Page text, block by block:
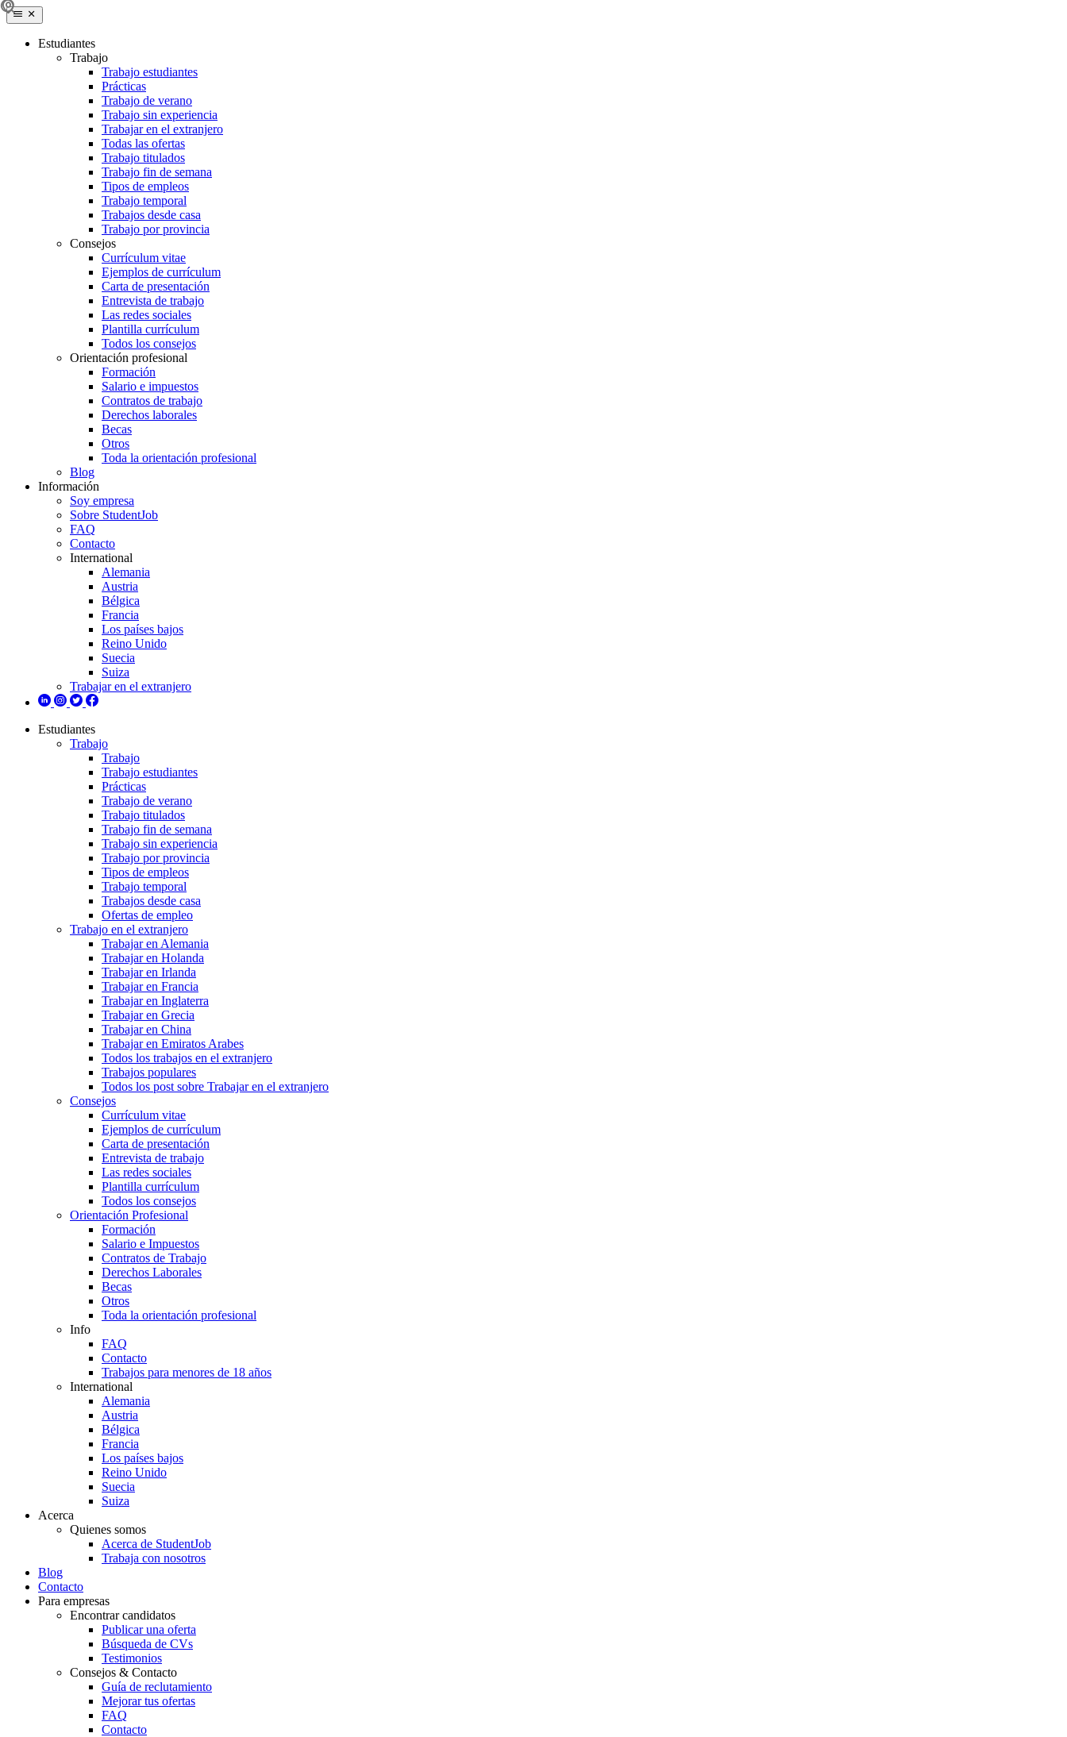
Estudiantes
Trabajo
Trabajo estudiantes
Prácticas
Trabajo de verano
Trabajo sin experiencia
Trabajar en el extranjero
Todas las ofertas
Trabajo titulados
Trabajo fin de semana
Tipos de empleos
Trabajo temporal
Trabajos desde casa
Trabajo por provincia
Consejos
Currículum vitae
Ejemplos de currículum
Carta de presentación
Entrevista de trabajo
Las redes sociales
Plantilla currículum
Todos los consejos
Orientación profesional
Formación
Salario e impuestos
Contratos de trabajo
Derechos laborales
Becas
Otros
Toda la orientación profesional
Blog
Información
Soy empresa
Sobre StudentJob
FAQ
Contacto
International
Alemania
Austria
Bélgica
Francia
Los países bajos
Reino Unido
Suecia
Suiza
Trabajar en el extranjero
Estudiantes
Trabajo
Trabajo
Trabajo estudiantes
Prácticas
Trabajo de verano
Trabajo titulados
Trabajo fin de semana
Trabajo sin experiencia
Trabajo por provincia
Tipos de empleos
Trabajo temporal
Trabajos desde casa
Ofertas de empleo
Trabajo en el extranjero
Trabajar en Alemania
Trabajar en Holanda
Trabajar en Irlanda
Trabajar en Francia
Trabajar en Inglaterra
Trabajar en Grecia
Trabajar en China
Trabajar en Emiratos Arabes
Todos los trabajos en el extranjero
Trabajos populares
Todos los post sobre Trabajar en el extranjero
Consejos
Currículum vitae
Ejemplos de currículum
Carta de presentación
Entrevista de trabajo
Las redes sociales
Plantilla currículum
Todos los consejos
Orientación Profesional
Formación
Salario e Impuestos
Contratos de Trabajo
Derechos Laborales
Becas
Otros
Toda la orientación profesional
Info
FAQ
Contacto
Trabajos para menores de 18 años
International
Alemania
Austria
Bélgica
Francia
Los países bajos
Reino Unido
Suecia
Suiza
Acerca
Quienes somos
Acerca de StudentJob
Trabaja con nosotros
Blog
Contacto
Para empresas
Encontrar candidatos
Publicar una oferta
Búsqueda de CVs
Testimonios
Consejos & Contacto
Guía de reclutamiento
Mejorar tus ofertas
FAQ
Contacto